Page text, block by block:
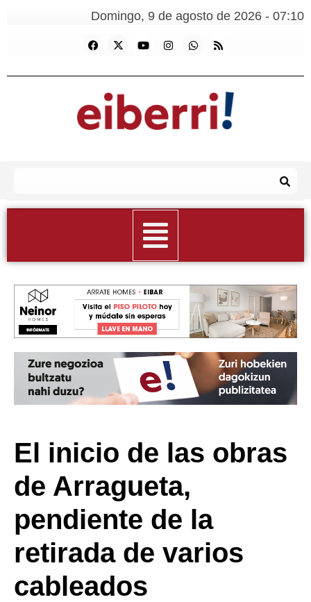
Domingo, 9 de agosto de 2026 - 07:10
El inicio de las obras
de Arragueta,
pendiente de la
retirada de varios
cableados